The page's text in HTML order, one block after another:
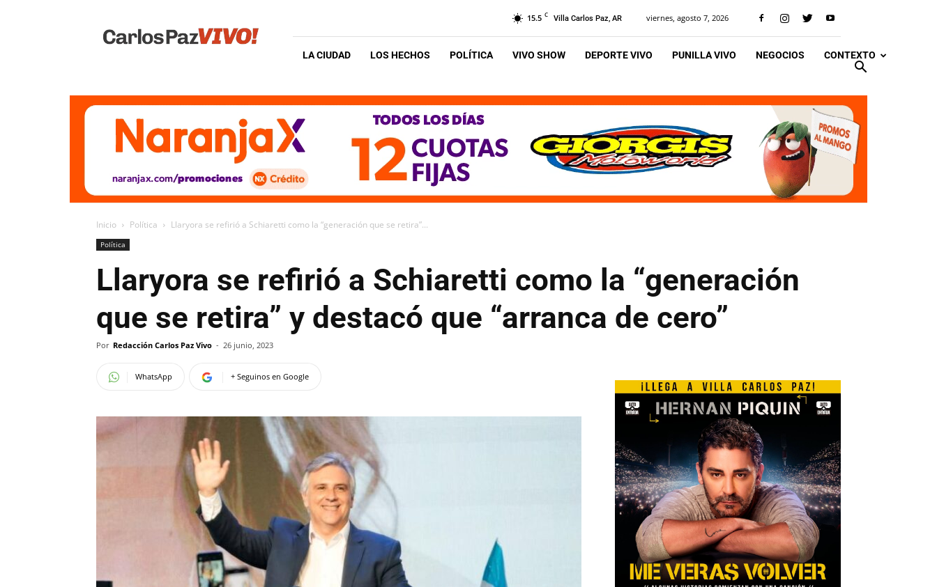
Vivo
15.5 C Villa Carlos Paz, AR viernes, agosto 7, 2026
LA CIUDAD LOS HECHOS POLÍTICA VIVO SHOW DEPORTE VIVO PUNILLA VIVO NEGOCIOS CONTEXTO
Inicio Política Llaryora se refirió a Schiaretti como la “generación que se retira”...
Política
Llaryora se refirió a Schiaretti como la “generación
que se retira” y destacó que “arranca de cero”
Por Redacción Carlos Paz Vivo - 26 junio, 2023
WhatsApp + Seguinos en Google